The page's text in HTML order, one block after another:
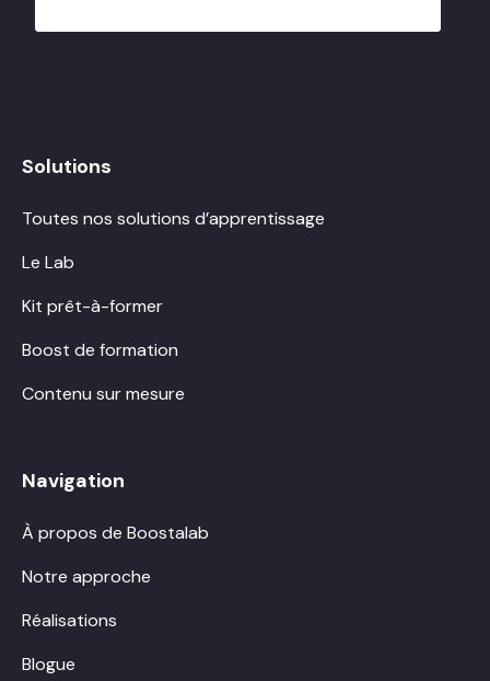
Solutions
Toutes nos solutions d’apprentissage
Le Lab
Kit prêt-à-former
Boost de formation
Contenu sur mesure
Navigation
À propos de Boostalab
Notre approche
Réalisations
Blogue